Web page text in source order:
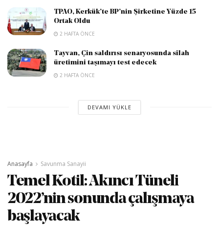
TPAO, Kerkük’te BP’nin Şirketine Yüzde 15
Ortak Oldu
2 HAFTA ÖNCE
Tayvan, Çin saldırısı senaryosunda silah
üretimini taşımayı test edecek
2 HAFTA ÖNCE
DEVAMI YÜKLE
Anasayfa Savunma Sanayii
Temel Kotil: Akıncı Tüneli
2022’nin sonunda çalışmaya
başlayacak